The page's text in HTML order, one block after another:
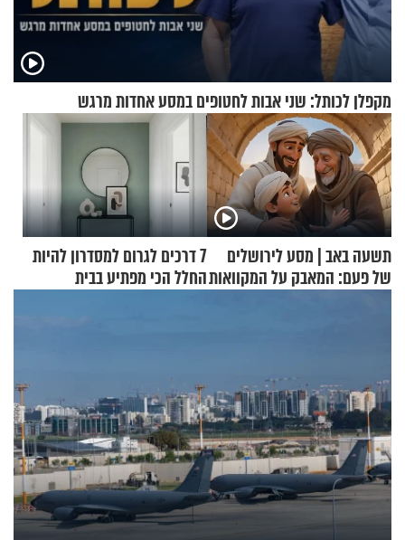
מקפלן לכותל: שני אבות לחטופים במסע אחדות מרגש
תשעה באב | מסע לירושלים
של פעם: המאבק על המקוואות
7 דרכים לגרום למסדרון להיות
החלל הכי מפתיע בבית